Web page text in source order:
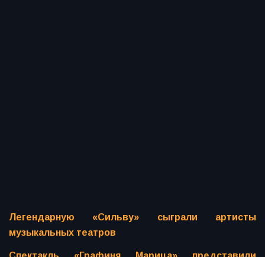
Легендарную «Сильву» сыграли артисты
музыкальных театров